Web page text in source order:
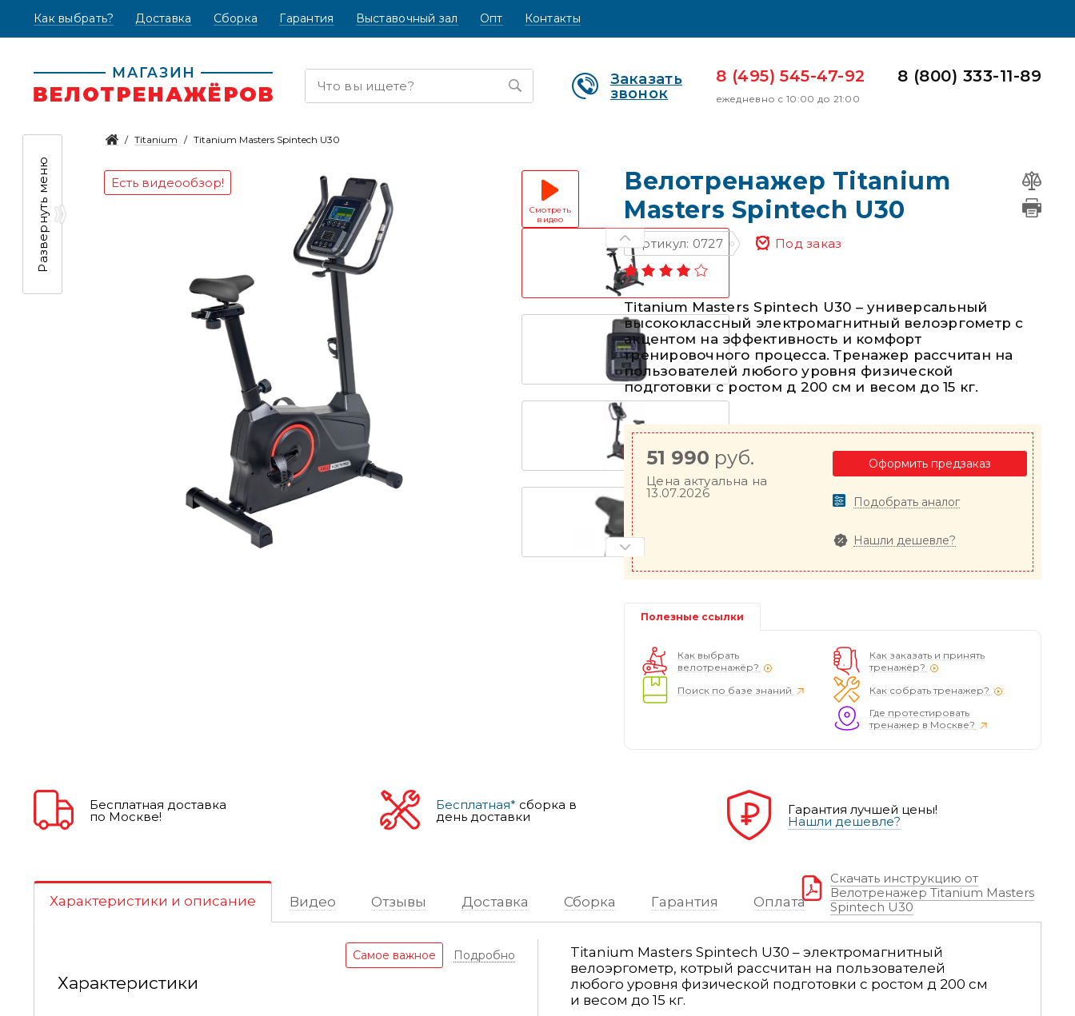
Как выбрать? (текущая)
Доставка Сборка Гарантия Выставочный зал Опт Контакты
Заказать
звонок
8 (495) 545-47-92
ежедневно с 10:00 до 21:00
8 (800) 333-11-89
Развернуть меню
Titanium Titanium Masters Spintech U30
Есть видеообзор!
Смотреть
видео
Велотренажер Titanium
Masters Spintech U30
Артикул: 0727 Под заказ
Titanium Masters Spintech U30 – универсальный
высококлассный электромагнитный велоэргометр с
акцентом на эффективность и комфорт
тренировочного процесса. Тренажер рассчитан на
пользователей любого уровня физической
подготовки с ростом д 200 см и весом до 15 кг.
51 990 руб.
Цена актуальна на
13.07.2026
Оформить предзаказ
Подобрать аналог
Нашли дешевле?
Полезные ссылки
Как выбрать
велотренажёр?
Поиск по базе знаний
Как заказать и принять
тренажёр?
Как собрать тренажер?
Где протестировать
тренажер в Москве?
Бесплатная доставка
по Москве!
Бесплатная* сборка в
день доставки Гарантия лучшей цены!
Нашли дешевле?
Характеристики и описание Видео Отзывы Доставка Сборка Гарантия Оплата
Скачать инструкцию от
Велотренажер Titanium Masters
Spintech U30
Самое важное Подробно
Характеристики
Titanium Masters Spintech U30 – электромагнитный
велоэргометр, котрый рассчитан на пользователей
любого уровня физической подготовки с ростом д 200 см
и весом до 15 кг.